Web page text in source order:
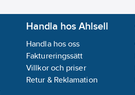
Handla hos Ahlsell
Handla hos oss
Faktureringssätt
Villkor och priser
Retur & Reklamation